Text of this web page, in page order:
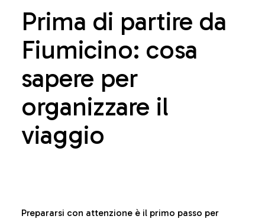
Prima di partire da
Fiumicino: cosa
sapere per
organizzare il
viaggio
Prepararsi con attenzione è il primo passo per